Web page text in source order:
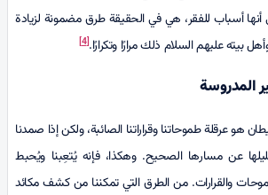
أنها أسباب للفقر، هي في الحقيقة طرق مضمونة لزيادة
بيته عليهم السلام ذلك مرارًا وتكرارًا.[4]
المدروسة
هو عرقلة طموحاتنا وقراراتنا الصائبة، ولكن إذا صمدنا
عن مسارها الصحيح. وهكذا، فإنه يُتعِبنا ويُحبط
والقرارات. من الطرق التي تمكننا من كشف مكائد